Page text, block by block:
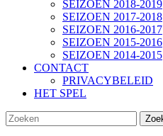
SEIZOEN 2018-2019
SEIZOEN 2017-2018
SEIZOEN 2016-2017
SEIZOEN 2015-2016
SEIZOEN 2014-2015
CONTACT
PRIVACYBELEID
HET SPEL
SLUIT
KNOP
Zoek
naar: